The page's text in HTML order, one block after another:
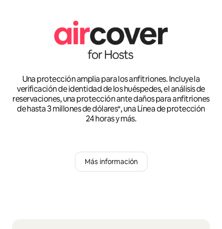
Una protección amplia para los anfitriones. Incluye la
verificación de identidad de los huéspedes, el análisis de
reservaciones, una protección ante daños para anfitriones
de hasta 3 millones de dólares*, una Línea de protección
24 horas y más.
Más información